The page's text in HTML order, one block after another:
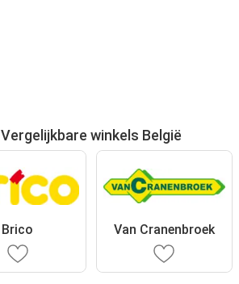
Vergelijkbare winkels België
Brico Van Cranenbroek